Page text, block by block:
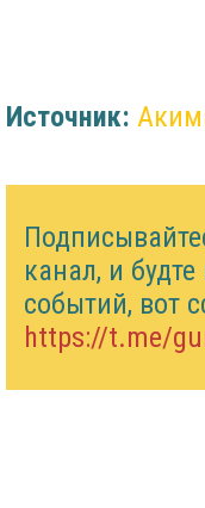
Источник:
канал, и
событий, вот
https://t.me/